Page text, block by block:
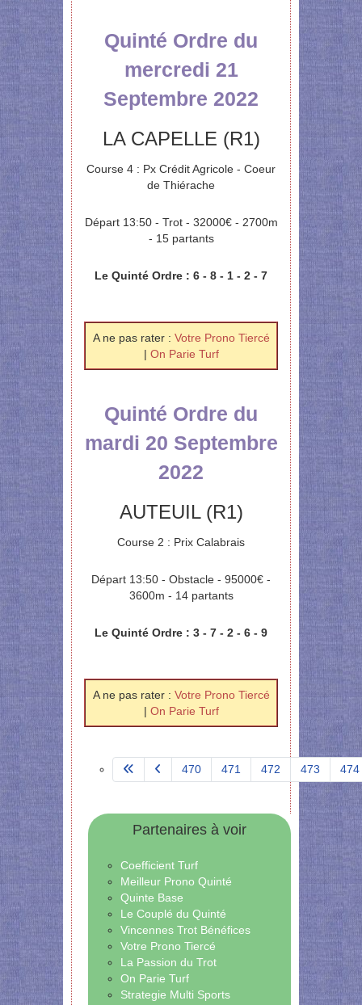
Quinté Ordre du
mercredi 21
Septembre 2022
LA CAPELLE (R1)
Course 4 : Px Crédit Agricole - Coeur
de Thiérache
Départ 13:50 - Trot - 32000€ - 2700m
- 15 partants
Le Quinté Ordre : 6 - 8 - 1 - 2 - 7
A ne pas rater : Votre Prono Tiercé
| On Parie Turf
Quinté Ordre du
mardi 20 Septembre
2022
AUTEUIL (R1)
Course 2 : Prix Calabrais
Départ 13:50 - Obstacle - 95000€ -
3600m - 14 partants
Le Quinté Ordre : 3 - 7 - 2 - 6 - 9
A ne pas rater : Votre Prono Tiercé
| On Parie Turf
Page 475 sur 581
470 471 472 473 474
Partenaires à voir
Coefficient Turf
Meilleur Prono Quinté
Quinte Base
Le Couplé du Quinté
Vincennes Trot Bénéfices
Votre Prono Tiercé
La Passion du Trot
On Parie Turf
Strategie Multi Sports